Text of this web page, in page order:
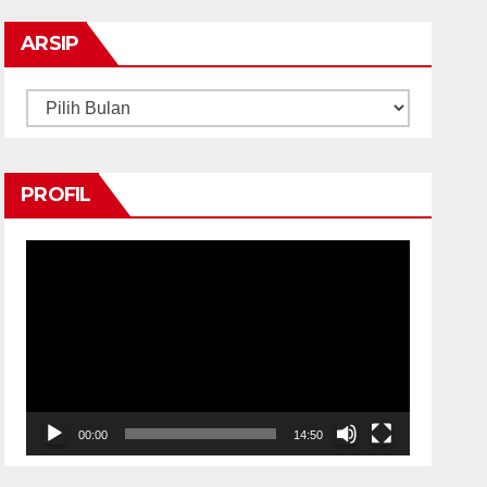
ARSIP
Arsip
PROFIL
00:00 14:50